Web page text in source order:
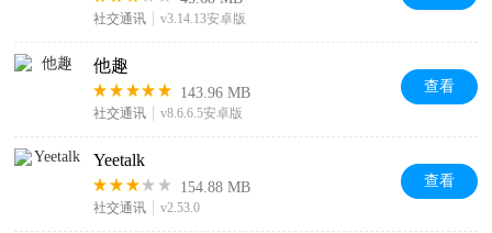
社交通讯 v3.14.13安卓版
他趣
143.96 MB
社交通讯 v8.6.6.5安卓版
查看
Yeetalk
154.88 MB
社交通讯 v2.53.0
查看